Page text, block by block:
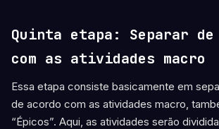
Quinta etapa: Separar de
com as atividades macro
Essa etapa consiste basicamente em
de acordo com as atividades macro,
“Épicos”. Aqui, as atividades serão